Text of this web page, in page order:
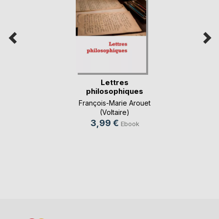
Lettres
philosophiques
François-Marie Arouet
(Voltaire)
3,99 € Ebook